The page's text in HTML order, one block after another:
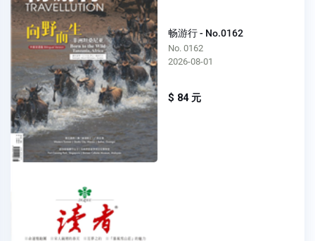
畅游行 - No.0162
No. 0162
2026-08-01
$ 84 元